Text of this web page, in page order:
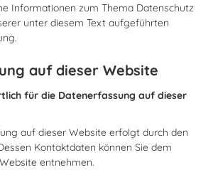
Informationen zum Thema Datenschutz
unter diesem Text aufgeführten
auf dieser Website
für die Datenerfassung auf dieser
auf dieser Website erfolgt durch den
Kontaktdaten können Sie dem
entnehmen.